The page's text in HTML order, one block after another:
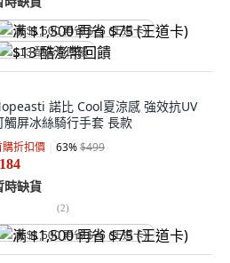
满 $1,500 再省 $75 (王道卡)
$13 酷澎幣回饋
諾比 Cool夏涼感 強效抗UV
觸屏冰絲騎行手套 長款
購折扣價 63%$499
時缺貨
(2)
满 $1,500 再省 $75 (王道卡)